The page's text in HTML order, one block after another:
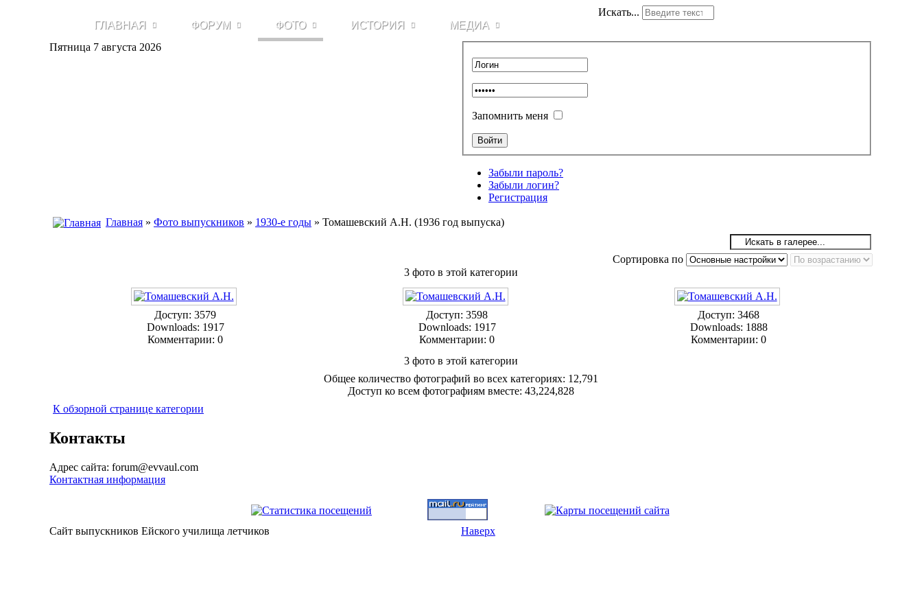
ГЛАВНАЯ ФОРУМ ФОТО ИСТОРИЯ МЕДИА
Искать...
Пятница 7 августа 2026
Запомнить меня
Забыли пароль?
Забыли логин?
Регистрация
Главная » Фото выпускников » 1930-е годы » Томашевский А.Н. (1936 год выпуска)
Сортировка по
3 фото в этой категории
Доступ: 3579
Downloads: 1917
Комментарии: 0
Доступ: 3598
Downloads: 1917
Комментарии: 0
Доступ: 3468
Downloads: 1888
Комментарии: 0
3 фото в этой категории
Общее количество фотографий во всех категориях: 12,791
Доступ ко всем фотографиям вместе: 43,224,828
К обзорной странице категории
Контакты
Адрес сайта: forum@evvaul.com
Контактная информация
Сайт выпускников Ейского училища летчиков Наверх